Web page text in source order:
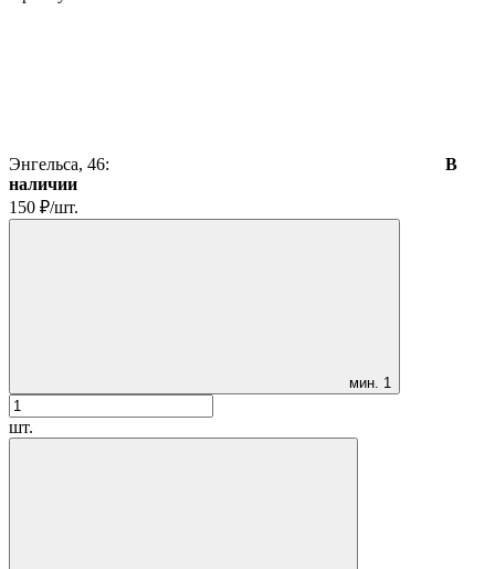
Энгельса, 46:
В
наличии
150 ₽/шт.
мин. 1
шт.